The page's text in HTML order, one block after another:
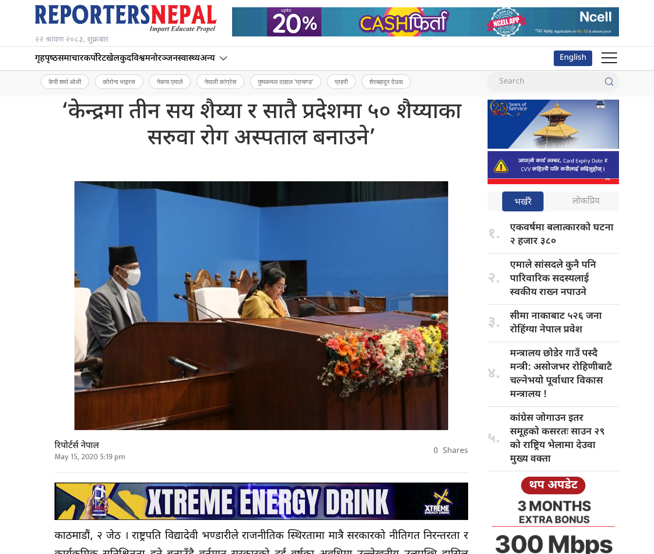
२२ श्रावण २०८३, शुक्रबार
गृहपृष्‍ठसमाचारकर्पोरेटखेलकुदविश्वमनोरञ्जनस्वास्थ्यअन्य English
केपी शर्मा ओली कोरोना भाइरस नेकपा एमाले नेपाली कांग्रेस पुष्पकमल दाहाल ‘प्रचण्ड’ प्रहरी शेरबहादुर देउवा
‘केन्द्रमा तीन सय शैय्या र सातै प्रदेशमा ५० शैय्याका
सरुवा रोग अस्पताल बनाउने’
रिपोर्टर्स नेपाल
May 15, 2020 5:19 pm 0 Shares
काठमाडौं, २ जेठ । राष्ट्रपति विद्यादेवी भण्डारीले राजनीतिक स्थिरतामा मात्रै सरकारको नीतिगत निरन्तरता र
भर्खरै लोकप्रिय
१. एकवर्षमा बलात्कारकोघटना
२ हजार ३८०
२.
एमाले सांसदलेकुनै पनि
पारिवारिक सदस्यलाई
स्वकीय राख्न नपाउने
३. सीमा नाकाबाट ५२६ जना
रोहिंग्या नेपाल प्रवेश
४.
मन्त्रालय छोडेरगाउँ पस्दै
मन्त्री: असोजभर रोहिणीबाटै
चल्नेभयो पूर्वाधार विकास
मन्त्रालय !
५.
कांग्रेस जोगाउनइतर
समूहको कसरतः साउन २९
को राष्ट्रिय भेलामा देउवा
मुख्य वक्ता
थप अपडेट